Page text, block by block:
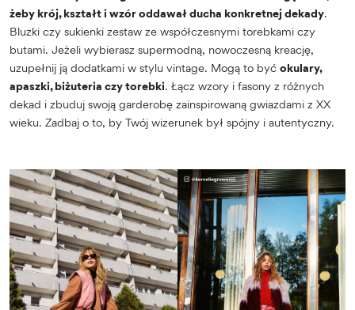
żeby krój, kształt i wzór oddawał ducha konkretnej dekady.
Bluzki czy sukienki zestaw ze współczesnymi torebkami czy
butami. Jeżeli wybierasz supermodną, nowoczesną kreację,
uzupełnij ją dodatkami w stylu vintage. Mogą to być okulary,
apaszki, biżuteria czy torebki. Łącz wzory i fasony z różnych
dekad i zbuduj swoją garderobę zainspirowaną gwiazdami z XX
wieku. Zadbaj o to, by Twój wizerunek był spójny i autentyczny.